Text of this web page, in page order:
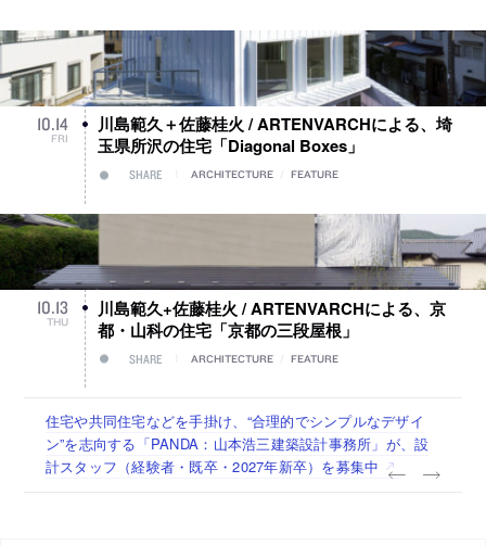
10.14
FRI
川島範久＋佐藤桂火 / ARTENVARCHによる、埼
玉県所沢の住宅「Diagonal Boxes」
SHARE ARCHITECTURE FEATURE
10.13
THU
川島範久+佐藤桂火 / ARTENVARCHによる、京
都・山科の住宅「京都の三段屋根」
SHARE ARCHITECTURE FEATURE
古民家を軸に全国で“価値循環の仕組み”を作り、リモートワ
ーク主体の働き方を実践する「株式会社つぎと」が、設計ス
タッフ（経験者・既卒）を募集中
リノベる株式会社が、設計パートナー (業務委託) を募集中
社会への影響力のある建築を手掛け、スタッフ同士で助け合
う環境づくりも行う「E.A.S.T.architects」が、設計スタッフ
（経験者・既卒・2027年新卒）を募集中
代官山を拠点に活動する「梅澤竜也 / ALA INC.」が、設計ス
タッフ・アルバイト・事務職を募集中
住宅や共同住宅などを手掛け、“合理的でシンプルなデザイ
ン”を志向する「PANDA：山本浩三建築設計事務所」が、設
計スタッフ（経験者・既卒・2027年新卒）を募集中